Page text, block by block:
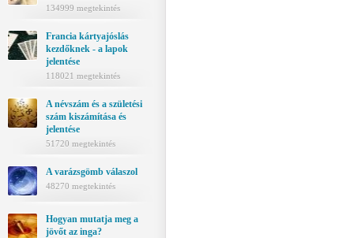
134999 megtekintés
Francia kártyajóslás
kezdőknek - a lapok
jelentése
118021 megtekintés
A névszám és a születési
szám kiszámítása és
jelentése
51720 megtekintés
A varázsgömb válaszol
48270 megtekintés
Hogyan mutatja meg a
jövőt az inga?